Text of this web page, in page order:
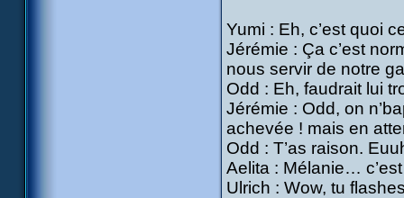
Yumi : Eh, c’est quoi
Jérémie : Ça c’est
nous servir de notre
Odd : Eh, faudrait lui
Jérémie : Odd, on
achevée ! mais en
Odd : T’as raison.
Aelita : Mélanie…
Ulrich : Wow, tu